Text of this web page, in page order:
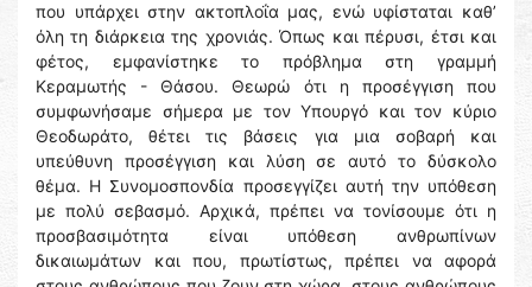
που υπάρχει στην ακτοπλοΐα μας, ενώ υφίσταται καθ’
όλη τη διάρκεια της χρονιάς. Όπως και πέρυσι, έτσι και
φέτος, εμφανίστηκε το πρόβλημα στη γραμμή
Κεραμωτής - Θάσου. Θεωρώ ότι η προσέγγιση που
συμφωνήσαμε σήμερα με τον Υπουργό και τον κύριο
Θεοδωράτο, θέτει τις βάσεις για μια σοβαρή και
υπεύθυνη προσέγγιση και λύση σε αυτό το δύσκολο
θέμα. Η Συνομοσπονδία προσεγγίζει αυτή την υπόθεση
με πολύ σεβασμό. Αρχικά, πρέπει να τονίσουμε ότι η
προσβασιμότητα είναι υπόθεση ανθρωπίνων
δικαιωμάτων και που, πρωτίστως, πρέπει να αφορά